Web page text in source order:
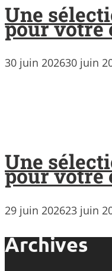
Une
pour votre
30 juin 202630 juin
Une
pour votre
29 juin 202623 juin
Archives